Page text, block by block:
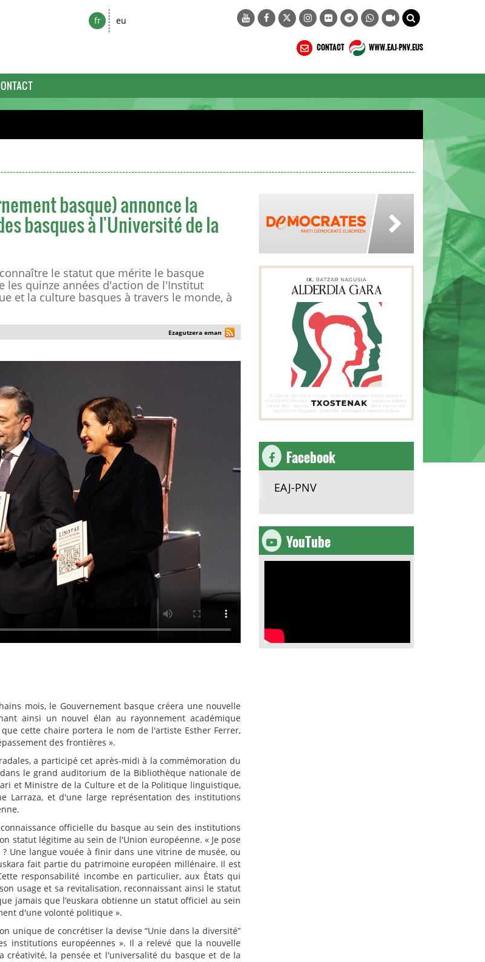
fr eu
CONTACT WWW.EAJ-PNV.EUS
basque) annonce la
basques à l'Université de la
le statut que mérite le basque
les quinze années d'action de l'Institut
et la culture basques à travers le monde, à
Ezagutzera eman
mois, le Gouvernement basque créera une nouvelle
ainsi un nouvel élan au rayonnement académique
cette chaire portera le nom de l'artiste Esther Ferrer,
des frontières ».
a participé cet après-midi à la commémoration du
le grand auditorium de la Bibliothèque nationale de
et Ministre de la Culture et de la Politique linguistique,
Larraza, et d'une large représentation des institutions
officielle du basque au sein des institutions
statut légitime au sein de l'Union européenne. « Je pose
Une langue vouée à finir dans une vitrine de musée, ou
fait partie du patrimoine européen millénaire. Il est
responsabilité incombe en particulier, aux États qui
usage et sa revitalisation, reconnaissant ainsi le statut
jamais que l’euskara obtienne un statut officiel au sein
d'une volonté politique ».
unique de concrétiser la devise “Unie dans la diversité”
institutions européennes ». Il a relevé que la nouvelle
la pensée et l'universalité du basque et de la
Facebook
EAJ-PNV
YouTube